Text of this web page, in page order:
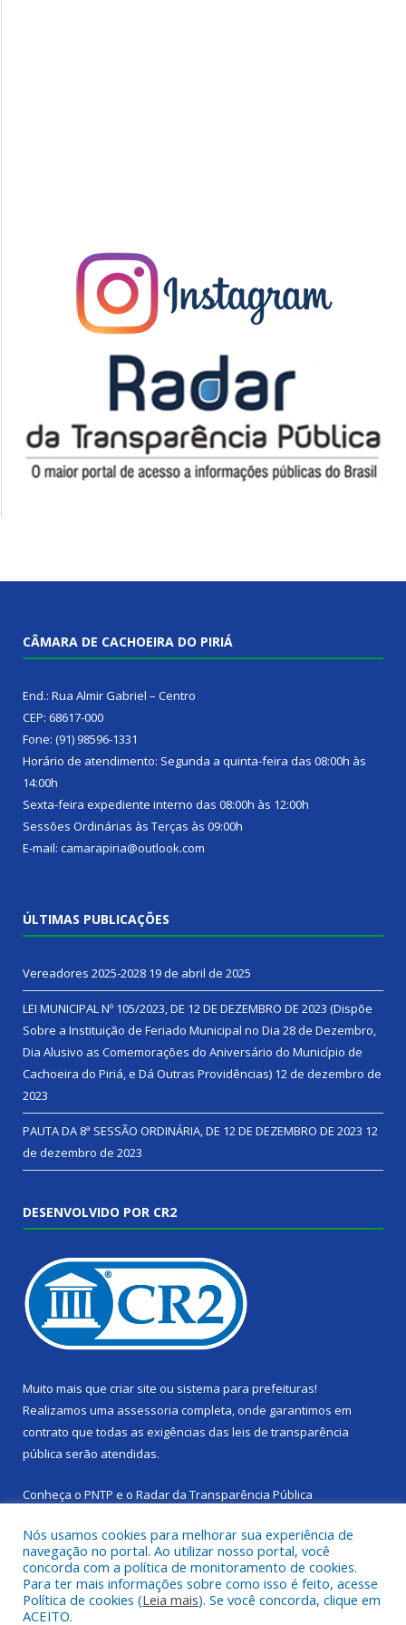
CÂMARA DE CACHOEIRA DO PIRIÁ
End.: Rua Almir Gabriel – Centro
CEP: 68617-000
Fone: (91) 98596-1331
Horário de atendimento: Segunda a quinta-feira das 08:00h às
14:00h
Sexta-feira expediente interno das 08:00h às 12:00h
Sessões Ordinárias às Terças às 09:00h
E-mail: camarapiria@outlook.com
ÚLTIMAS PUBLICAÇÕES
Vereadores 2025-2028 19 de abril de 2025
LEI MUNICIPAL Nº 105/2023, DE 12 DE DEZEMBRO DE 2023 (Dispõe
Sobre a Instituição de Feriado Municipal no Dia 28 de Dezembro,
Dia Alusivo as Comemorações do Aniversário do Município de
Cachoeira do Piriá, e Dá Outras Providências) 12 de dezembro de
2023
PAUTA DA 8ª SESSÃO ORDINÁRIA, DE 12 DE DEZEMBRO DE 2023 12
de dezembro de 2023
DESENVOLVIDO POR CR2
Muito mais que criar site ou sistema para prefeituras!
Realizamos uma assessoria completa, onde garantimos em
contrato que todas as exigências das leis de transparência
pública serão atendidas.
Conheça o PNTP e o Radar da Transparência Pública
Todos os direitos reservados a Câmara Municipal de Cachoeira
do Piriá.
Nós usamos cookies para melhorar sua experiência de
navegação no portal. Ao utilizar nosso portal, você
concorda com a política de monitoramento de cookies.
Para ter mais informações sobre como isso é feito, acesse
Política de cookies (Leia mais). Se você concorda, clique em
ACEITO.